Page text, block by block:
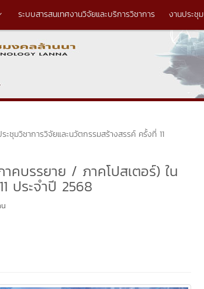
ระบบสารสนเทศงานวิจัยและบริการวิชาการ งานประชุม
ชุมวิชาการวิจัยและนวัตกรรมสร้างสรรค์ ครั้งที่ 11
คบรรยาย / ภาคโปสเตอร์) ใน
ประจำปี 2568